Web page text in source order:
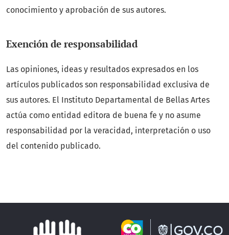
conocimiento y aprobación de sus autores.
Exención de responsabilidad
Las opiniones, ideas y resultados expresados en los
artículos publicados son responsabilidad exclusiva de
sus autores. El Instituto Departamental de Bellas Artes
actúa como entidad editora de buena fe y no asume
responsabilidad por la veracidad, interpretación o uso
del contenido publicado.